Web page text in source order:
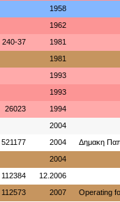
1958
1962
240-37 1981
1981
1993
1993
26023 1994
2004
521177 2004 Δημακη
2004
112384 12.2006
112573 2007 Operating